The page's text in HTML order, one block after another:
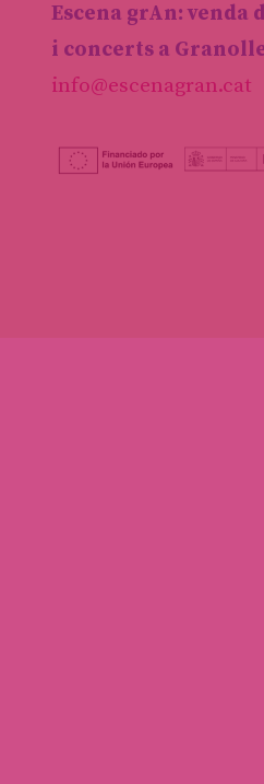
Escena grAn: venda
i concerts a
info@escenagran.cat